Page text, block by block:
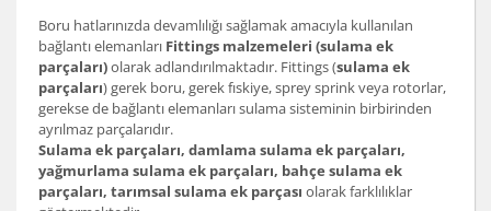
Boru hatlarınızda devamlılığı sağlamak amacıyla kullanılan
bağlantı elemanları Fittings malzemeleri (sulama ek
parçaları)olarak adlandırılmaktadır. Fittings (sulama ek
parçaları) gerek boru, gerek fıskiye, sprey sprink veya rotorlar,
gerekse de bağlantı elemanları sulama sisteminin birbirinden
ayrılmaz parçalarıdır.
Sulama ek parçaları, damlama sulama ek parçaları,
yağmurlama sulama ek parçaları, bahçe sulama ek
parçaları, tarımsal sulama ek parçası olarak farklılıklar